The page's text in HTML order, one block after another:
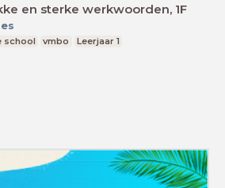
en sterke werkwoorden, 1F
school vmbo Leerjaar 1